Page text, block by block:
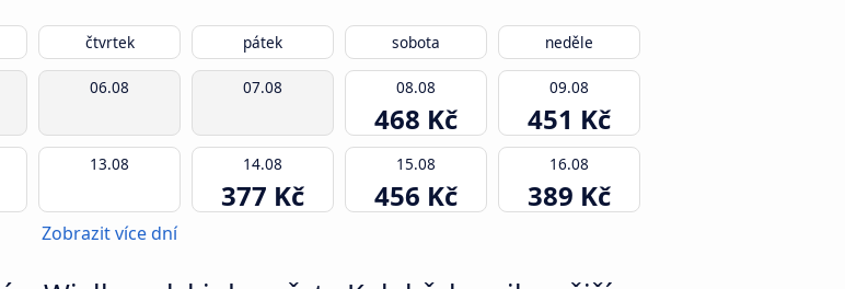
čtvrtek pátek sobota neděle
06.08 07.08 08.08
468 Kč
09.08
451 Kč
13.08 14.08
377 Kč
15.08
456 Kč
16.08
389 Kč
Zobrazit více dní